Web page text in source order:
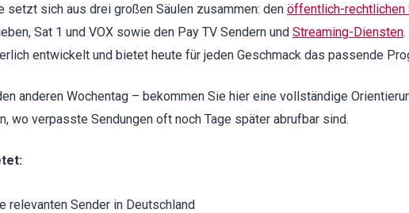
setzt sich aus drei großen Säulen zusammen: den öffentlich-rechtlichen
Sat 1 und VOX sowie den Pay TV Sendern und Streaming-Diensten
entwickelt und bietet heute für jeden Geschmack das passende
anderen Wochentag – bekommen Sie hier eine vollständige
wo verpasste Sendungen oft noch Tage später abrufbar sind.
relevanten Sender in Deutschland